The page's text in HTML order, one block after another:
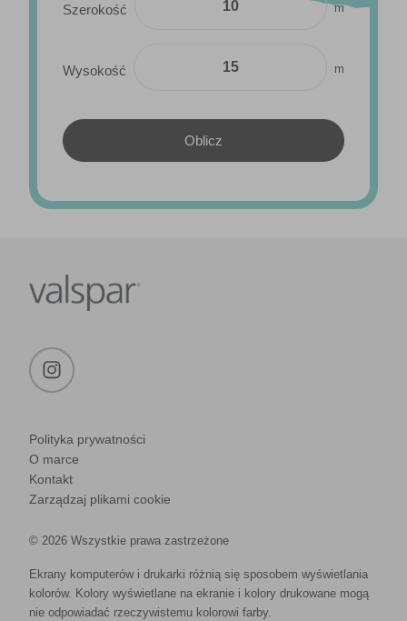
Szerokość m
Wysokość m
Polityka prywatności
O marce
Kontakt
Zarządzaj plikami cookie
© 2026 Wszystkie prawa zastrzeżone
Ekrany komputerów i drukarki różnią się sposobem wyświetlania
kolorów. Kolory wyświetlane na ekranie i kolory drukowane mogą
nie odpowiadać rzeczywistemu kolorowi farby.